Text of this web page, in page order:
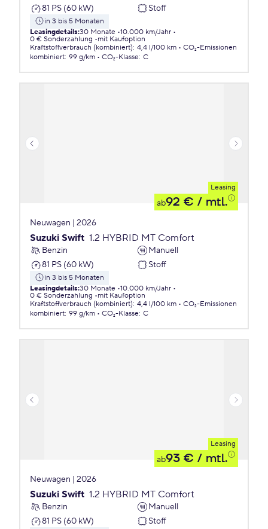
81 PS (60 kW)
Stoff
in 3 bis 5 Monaten
Leasingdetails:30 Monate 10.000 km/Jahr
0 € Sonderzahlung
mit Kaufoption
Kraftstoffverbrauch (kombiniert): 4,4 l/100 km
CO₂-Emissionen
kombiniert: 99 g/km CO₂-Klasse: C
Leasing
ab92 € / mtl.
Neuwagen | 2026
Suzuki Swift 1.2 HYBRID MT Comfort
Benzin
Manuell
81 PS (60 kW)
Stoff
in 3 bis 5 Monaten
Leasingdetails:30 Monate 10.000 km/Jahr
0 € Sonderzahlung
mit Kaufoption
Kraftstoffverbrauch (kombiniert): 4,4 l/100 km
CO₂-Emissionen
kombiniert: 99 g/km CO₂-Klasse: C
Leasing
ab93 € / mtl.
Neuwagen | 2026
Suzuki Swift 1.2 HYBRID MT Comfort
Benzin
Manuell
81 PS (60 kW)
Stoff